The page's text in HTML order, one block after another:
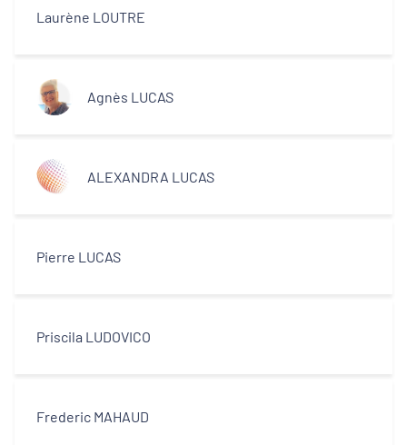
Laurène LOUTRE
Agnès LUCAS
ALEXANDRA LUCAS
Pierre LUCAS
Priscila LUDOVICO
Frederic MAHAUD